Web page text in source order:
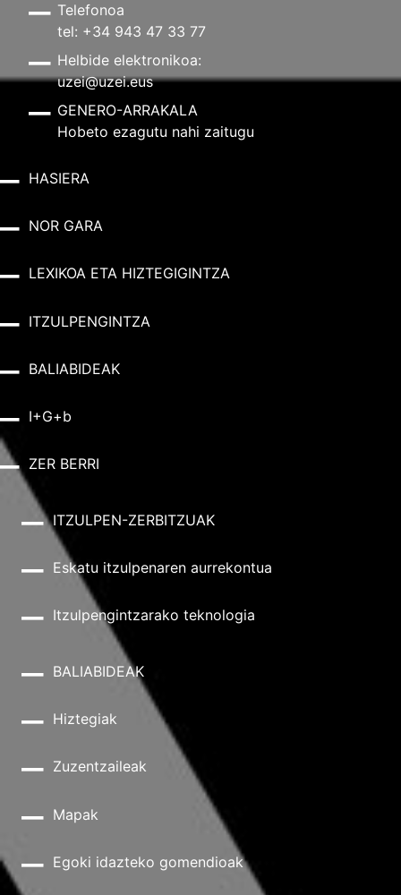
Telefonoa
tel: +34 943 47 33 77
Helbide elektronikoa:
uzei@uzei.eus
GENERO-ARRAKALA
Hobeto ezagutu nahi zaitugu
HASIERA
NOR GARA
LEXIKOA ETA HIZTEGIGINTZA
ITZULPENGINTZA
BALIABIDEAK
I+G+b
ZER BERRI
ITZULPEN-ZERBITZUAK
Eskatu itzulpenaren aurrekontua
Itzulpengintzarako teknologia
BALIABIDEAK
Hiztegiak
Zuzentzaileak
Mapak
Egoki idazteko gomendioak